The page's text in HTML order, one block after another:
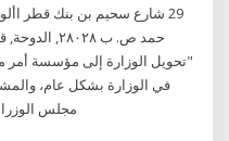
"تحويل الوزارة إلى مؤسسة أمر
في الوزارة بشكل عام،
مجلس